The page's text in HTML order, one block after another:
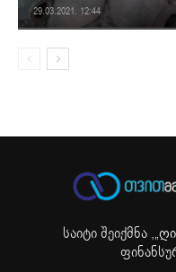
29.03.2021. 12:44
საიტი შეიქმნა ,